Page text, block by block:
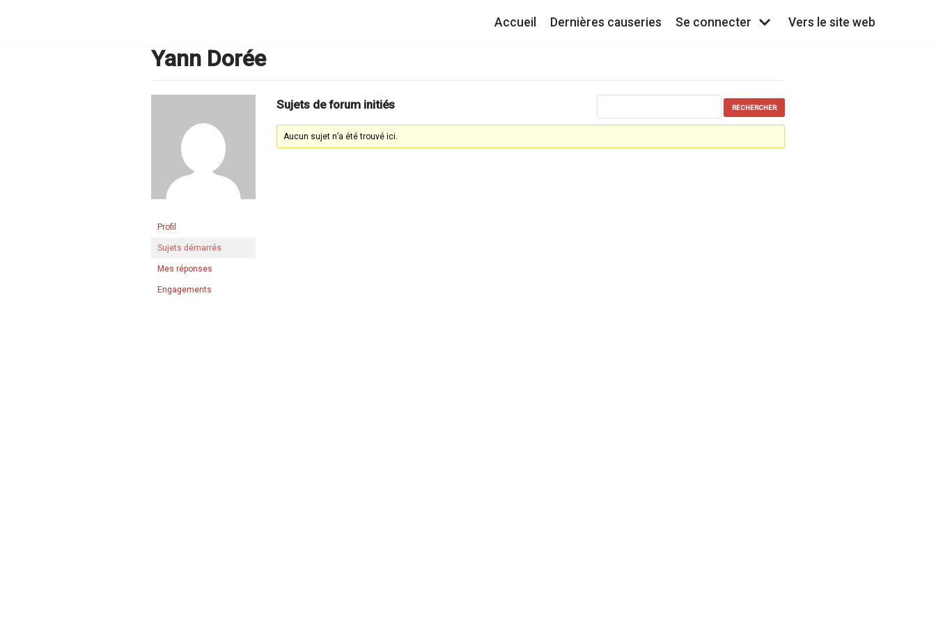
Accueil Dernières causeries Se connecter Vers le site web
Yann Dorée
Profil
Sujets démarrés
Mes réponses
Engagements
Sujets de forum initiés
Aucun sujet n’a été trouvé ici.